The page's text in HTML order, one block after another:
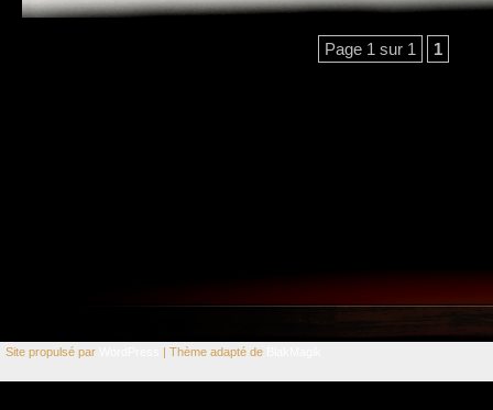
Page 1 sur 1 1
Site propulsé par | Thème adapté de